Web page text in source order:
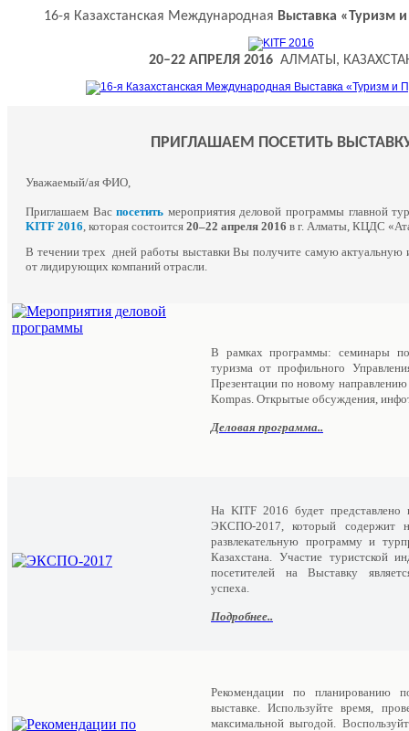
16-я Казахстанская Международная Выставка «Туризм
20–22 АПРЕЛЯ 2016АЛМАТЫ,
ПРИГЛАШАЕМ ПОСЕТИТЬ
Уважаемый/ая ФИО,
Приглашаем Васпосетить мероприятия деловой программы главной
KITF 2016, которая состоится 20–22 апреля 2016 в г. Алматы, КЦДС
В течении трех дней работы выставки Вы получите самую
от лидирующих компаний отрасли.
В рамках программы: семинары по
туризма от профильного
Презентации по новому
Kompas. Открытые обсуждения,
Деловая программа..
На KITF 2016 будет представлено
ЭКСПО-2017, который содержит
развлекательную программу и
Казахстана. Участие туристской
посетителей на Выставку
успеха.
Подробнее..
Рекомендации по планированию
выставке. Используйте время,
максимальной выгодой.